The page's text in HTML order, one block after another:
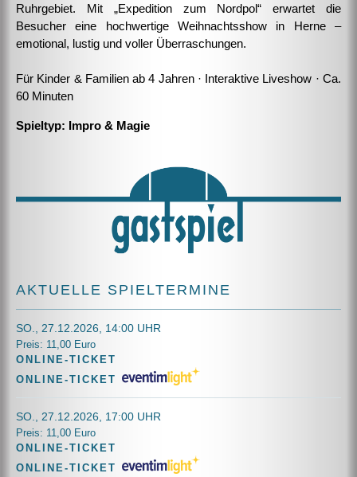
Ruhrgebiet. Mit „Expedition zum Nordpol“ erwartet die
Besucher eine hochwertige Weihnachtsshow in Herne –
emotional, lustig und voller Überraschungen.
Für Kinder & Familien ab 4 Jahren · Interaktive Liveshow · Ca.
60 Minuten
Spieltyp: Impro & Magie
AKTUELLE SPIELTERMINE
SO., 27.12.2026, 14:00 UHR
Preis: 11,00 Euro
ONLINE-TICKET
ONLINE-TICKET
SO., 27.12.2026, 17:00 UHR
Preis: 11,00 Euro
ONLINE-TICKET
ONLINE-TICKET